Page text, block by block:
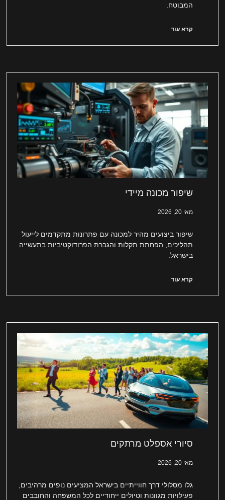
המבוטח.
קרא עוד
שיפור מכונה מיידי
מאי 20, 2026
שיפור ביצועים מהיר למכונה עם פתרונות מתקדמים לייעול
תהליכים, הפחתת תקלות והגברת הפרודוקטיביות בתעשייה
בישראל.
קרא עוד
סיורי אספלט מרתקים
מאי 20, 2026
גלו מסלולי דרך חווייתיים בישראל המציעים נופים מרהיבים,
פעילויות מגוונות וטיולים ייחודיים לכל המשפחה והחובבים